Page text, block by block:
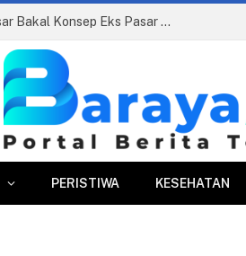
Siapkan Beauty Contest, Perumda Pasar Bakal Konsep Eks Pasar Bogor Jadi Kawasan Terpadu
PERISTIWA KESEHATAN